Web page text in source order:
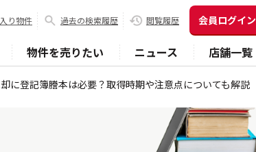
り物件 過去の検索履歴 閲覧履歴 会員ログイン
物件を売りたい ニュース 店舗一覧
に登記簿謄本は必要？取得時期や注意点についても解説